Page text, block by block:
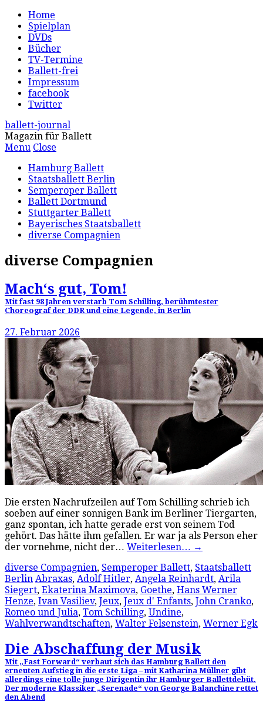
Home
Spielplan
DVDs
Bücher
TV-Termine
Ballett-frei
Impressum
facebook
Twitter
ballett-journal
Magazin für Ballett
Menu Close
Hamburg Ballett
Staatsballett Berlin
Semperoper Ballett
Ballett Dortmund
Stuttgarter Ballett
Bayerisches Staatsballett
diverse Compagnien
diverse Compagnien
Mach‘s gut, Tom!
Mit fast 98 Jahren verstarb Tom Schilling, berühmtester
Choreograf der DDR und eine Legende, in Berlin
27. Februar 2026
Die ersten Nachrufzeilen auf Tom Schilling schrieb ich
soeben auf einer sonnigen Bank im Berliner Tiergarten,
ganz spontan, ich hatte gerade erst von seinem Tod
gehört. Das hätte ihm gefallen. Er war ja als Person eher
der vornehme, nicht der… Weiterlesen… →
diverse Compagnien, Semperoper Ballett, Staatsballett
Berlin Abraxas, Adolf Hitler, Angela Reinhardt, Arila
Siegert, Ekaterina Maximova, Goethe, Hans Werner
Henze, Ivan Vasiliev, Jeux, Jeux d' Enfants, John Cranko,
Romeo und Julia, Tom Schilling, Undine,
Wahlverwandtschaften, Walter Felsenstein, Werner Egk
Die Abschaffung der Musik
Mit „Fast Forward“ verbaut sich das Hamburg Ballett den
erneuten Aufstieg in die erste Liga – mit Katharina Müllner gibt
allerdings eine tolle junge Dirigentin ihr Hamburger Ballettdebüt.
Der moderne Klassiker „Serenade“ von George Balanchine rettet
den Abend